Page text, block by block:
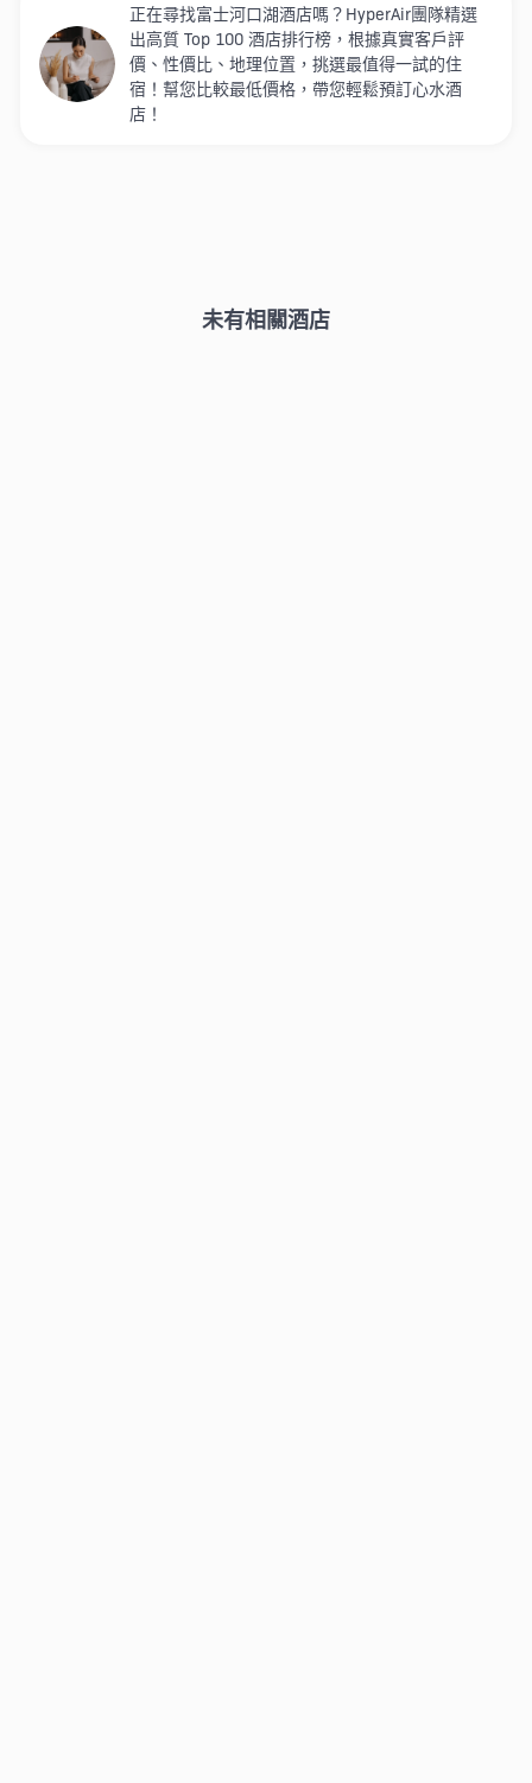
正在尋找富士河口湖酒店嗎？HyperAir團隊精選
出高質 Top 100 酒店排行榜，根據真實客戶評
價、性價比、地理位置，挑選最值得一試的住
宿！幫您比較最低價格，帶您輕鬆預訂心水酒
店！
未有相關酒店